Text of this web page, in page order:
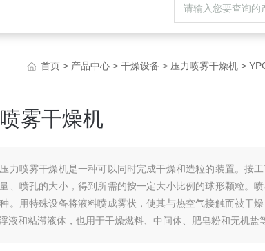
首页 > 产品中心 > 干燥设备 > 压力喷雾干燥机 >
雾干燥机
力喷雾干燥机是一种可以同时完成干燥和造粒的装置。按
、喷孔的大小，得到所需的按一定大小比例的球形颗粒。
。用特殊设备将液料喷成雾状，使其与热空气接触而被干
液和粘滞液体，也用于干燥燃料、中间体、肥皂粉和无机盐